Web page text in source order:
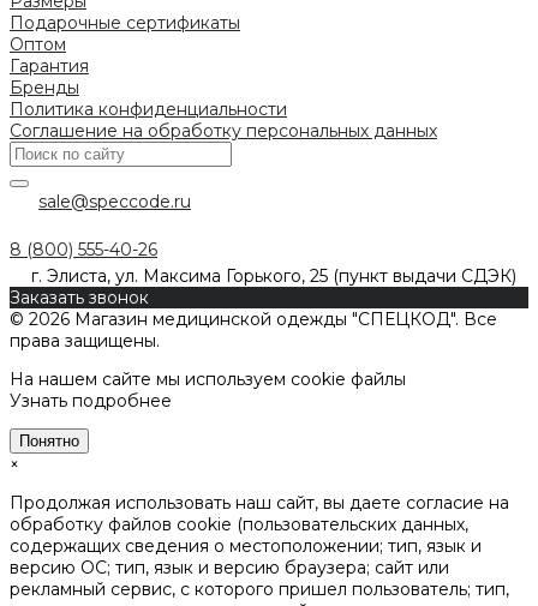
Подарочные сертификаты
Оптом
Гарантия
Бренды
Политика конфиденциальности
Соглашение на обработку персональных данных
sale@speccode.ru
8 (800) 555-40-26
г. Элиста, ул. Максима Горького, 25 (пункт выдачи СДЭК)
Заказать звонок
© 2026 Магазин медицинской одежды "СПЕЦКОД". Все
права защищены.
На нашем сайте мы используем cookie файлы
Узнать подробнее
Понятно
×
Продолжая использовать наш сайт, вы даете согласие на
обработку файлов cookie (пользовательских данных,
содержащих сведения о местоположении; тип, язык и
версию ОС; тип, язык и версию браузера; сайт или
рекламный сервис, с которого пришел пользователь; тип,